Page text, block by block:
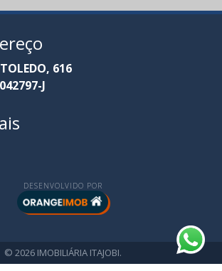
616
J
DESENVOLVIDO POR
© 2026 IMOBILIÁRIA ITAJOBI.